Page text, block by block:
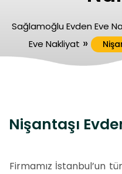
Sağlamoğlu Evden Eve
Eve Nakliyat »
Nişantaşı
Firmamız İstanbul’un